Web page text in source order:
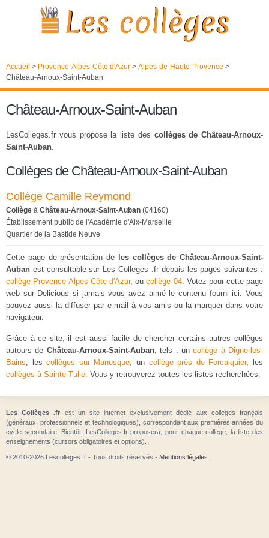
Accueil > Provence-Alpes-Côte d'Azur > Alpes-de-Haute-Provence >
Château-Arnoux-Saint-Auban
Château-Arnoux-Saint-Auban
LesColleges.fr vous propose la liste des collèges de Château-Arnoux-
Saint-Auban.
Collèges de Château-Arnoux-Saint-Auban
Collège Camille Reymond
Collège à Château-Arnoux-Saint-Auban (04160)
Établissement public de l'Académie d'Aix-Marseille
Quartier de la Bastide Neuve
Cette page de présentation de
les collèges de Château-Arnoux-Saint-
Auban est consultable sur Les Colleges .fr depuis les pages suivantes :
collège Provence-Alpes-Côte d'Azur, oucollège 04. Votez pour cette page
web sur Delicious si jamais vous avez aimé le contenu fourni ici. Vous
pouvez aussi la diffuser par e-mail à vos amis ou la marquer dans votre
navigateur.
Grâce à ce site, il est aussi facile de chercher certains autres collèges
autours de Château-Arnoux-Saint-Auban, tels : uncollège à Digne-les-
Bains, lescollèges sur Manosque, un collège près de Forcalquier, les
collèges à Sainte-Tulle. Vous y retrouverez toutes les listes recherchées.
Les Collèges .fr est un site internet exclusivement dédié aux collèges français
(généraux, professionnels et technologiques), correspondant aux premières années du
cycle secondaire. Bientôt, LesColleges.fr proposera, pour chaque collège, la liste des
enseignements (cursors obligatoires et options).
© 2010-2026 Lescolleges.fr - Tous droits réservés - Mentions légales